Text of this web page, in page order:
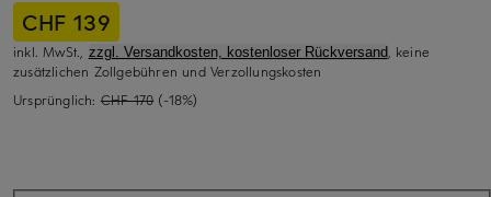
CHF 139
inkl. MwSt., zzgl. Versandkosten, kostenloser Rückversand, keine
zusätzlichen Zollgebühren und Verzollungskosten
Ursprünglich: CHF 170 (-18%)